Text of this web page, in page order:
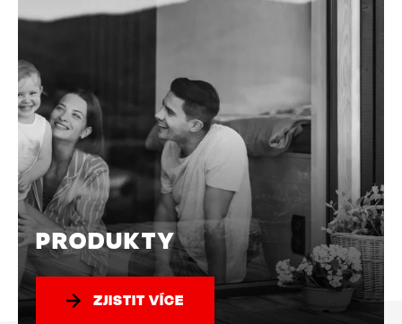
PRODUKTY
ZJISTIT VÍCE